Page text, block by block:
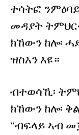
ተሳትፎ
መዳያት
ክኸውን ከሎ፡
ዝስእን እዩ።
ብተወሳኺ፡
ክኸውን ከሎ፡
“ብፍላይ ኣብ